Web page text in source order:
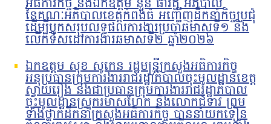
អធិការកិច្ច និងឯកឧត្តម នួន ផារ័ត្ន អភិបាល
នៃគណៈអភិបាលខេត្តកំពង់ធំ អញ្ជើញដឹកនាំកិច្ចប្រជុំ
ដើម្បីបូកសរុបលទ្ធផលការងារប្រចាំឆមាសទី១ និង
លើកទិសដៅការងារឆមាសទី២ ឆ្នាំ២០២៦
ឯកឧត្តម សុខ សូកេន រដ្ឋមន្រ្តីក្រសួងអធិការកិច្ច
អនុប្រធានក្រុមការងាររាជរដ្ឋាភិបាលចុះមូលដ្ឋានខេត្ត
ស្វាយរៀង និងជាប្រធានក្រុមការងាររាជរដ្ឋាភិបាល
ចុះមូលដ្ឋានស្រុករមាសហែក និងលោកជំទាវ ព្រម
ទាំងថ្នាក់ដឹកនាំក្រសួងអធិការកិច្ច បាននាំយកទៀន